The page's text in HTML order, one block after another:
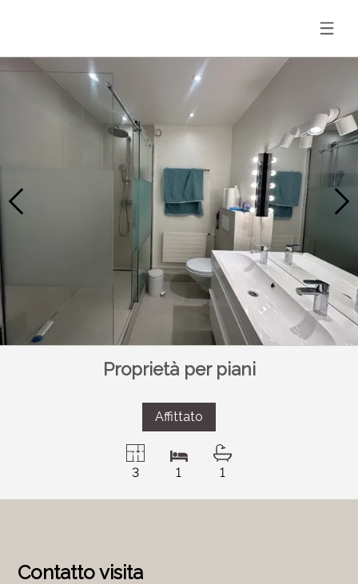
Proprietà per piani
Affittato
3 1 1
Contatto visita